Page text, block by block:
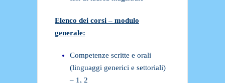
Elenco dei corsi – modulo
generale:
Competenze scritte e orali
(linguaggi generici e settoriali)
– 1, 2